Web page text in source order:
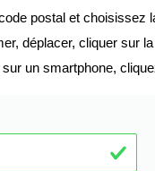
postal et choisissez
déplacer, cliquer sur
un smartphone,